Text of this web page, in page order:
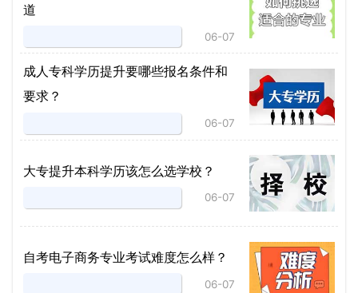
道
06-07
成人专科学历提升要哪些报名条件和
要求？
06-07
大专提升本科学历该怎么选学校？
06-07
自考电子商务专业考试难度怎么样？
06-07